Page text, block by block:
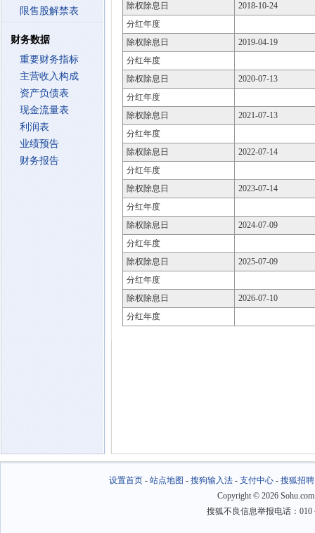
限售股解禁表
财务数据
重要财务指标
主营收入构成
资产负债表
现金流量表
利润表
业绩预告
财务报告
除权除息日
2018-10-24
分红年度
除权除息日
2019-04-19
分红年度
除权除息日
2020-07-13
分红年度
除权除息日
2021-07-13
分红年度
除权除息日
2022-07-14
分红年度
除权除息日
2023-07-14
分红年度
除权除息日
2024-07-09
分红年度
除权除息日
2025-07-09
分红年度
除权除息日
2026-07-10
分红年度
设置首页- 站点地图 - 搜狗输入法- 支付中心- 搜狐招聘
Copyright © 2026
搜狐不良信息举报电话：010